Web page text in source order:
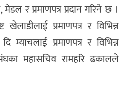
र प्रमाणपत्र प्रदान गरिने छ ।
खेलाडीलाई प्रमाणपत्र र विभिन्न
प्रमाणपत्र र विभिन्न
महासचिव रामहरि ढकालले